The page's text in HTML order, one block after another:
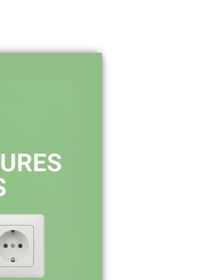
?
sur le site